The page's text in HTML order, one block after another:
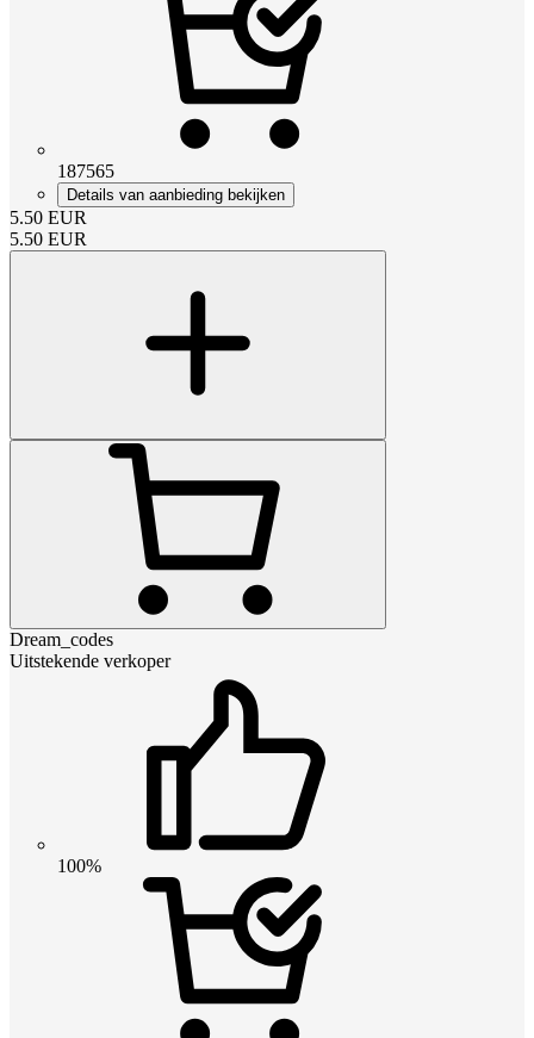
187565
Details van aanbieding bekijken
5.50 EUR
5.50 EUR
Dream_codes
Uitstekende verkoper
100%